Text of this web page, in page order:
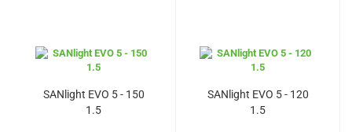
SANlight EVO 5 - 150
1.5
SANlight EVO 5 - 120
1.5